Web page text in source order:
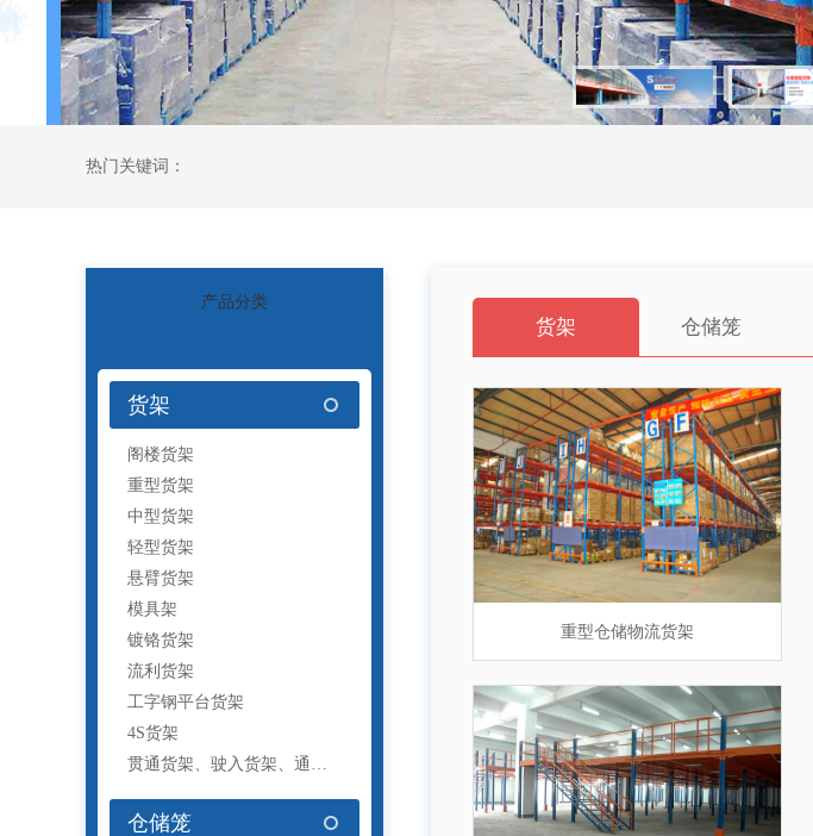
热门关键词：
产品分类
货架
阁楼货架
重型货架
中型货架
轻型货架
悬臂货架
模具架
镀铬货架
流利货架
工字钢平台货架
4S货架
贯通货架、驶入货架、通廊货架
仓储笼
货架 仓储笼
工具车
重型仓储物流货架
重型仓储物流货架
折叠式仓储笼
堆垛架定制
钢制托盘
工作台
钢制密集架